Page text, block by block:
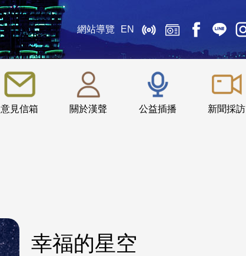
網站導覽 EN
意見信箱 關於漢聲 公益插播 新聞採訪
:::
幸福的星空